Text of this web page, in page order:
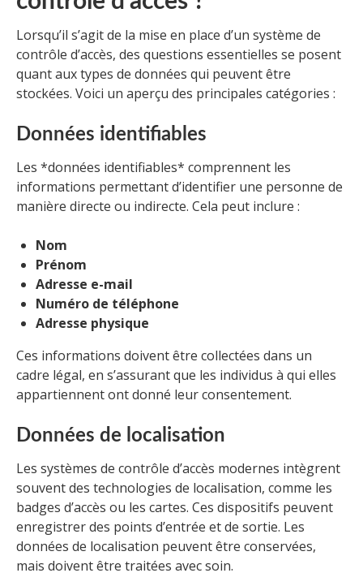
Lorsqu’il s’agit de la mise en place d’un système de
contrôle d’accès, des questions essentielles se posent
quant aux types de données qui peuvent être
stockées. Voici un aperçu des principales catégories :
Données identifiables
Les *données identifiables* comprennent les
informations permettant d’identifier une personne de
manière directe ou indirecte. Cela peut inclure :
Nom
Prénom
Adresse e-mail
Numéro de téléphone
Adresse physique
Ces informations doivent être collectées dans un
cadre légal, en s’assurant que les individus à qui elles
appartiennent ont donné leur consentement.
Données de localisation
Les systèmes de contrôle d’accès modernes intègrent
souvent des technologies de localisation, comme les
badges d’accès ou les cartes. Ces dispositifs peuvent
enregistrer des points d’entrée et de sortie. Les
données de localisation peuvent être conservées,
mais doivent être traitées avec soin.